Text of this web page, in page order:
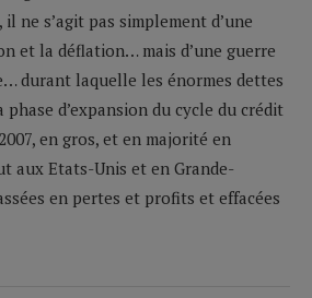
ne s’agit pas simplement d’une
et la déflation… mais d’une guerre
durant laquelle les énormes dettes
d’expansion du cycle du crédit
en gros, et en majorité en
aux Etats-Unis et en Grande-
en pertes et profits et effacées